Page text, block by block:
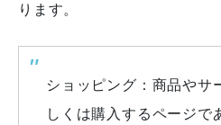
ります。
ショッピング：商品やサ
しくは購入するページで